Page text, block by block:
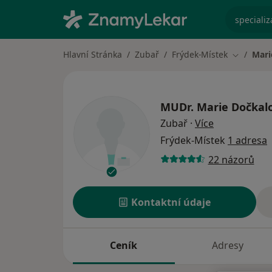
Hlavní Stránka Zubař Frýdek-Místek Změna
MUDr. Marie
Zubař · Více
Frýdek-Místek 1 adresa
22 názorů
Kontaktní údaje
Ceník Adresy